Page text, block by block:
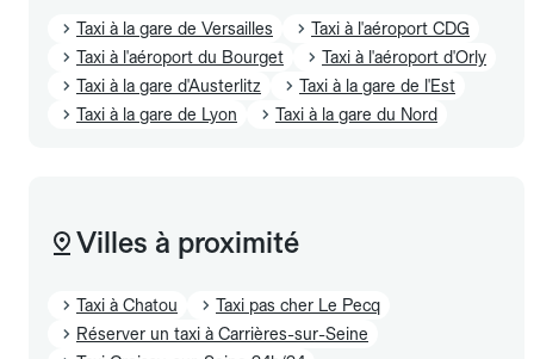
Taxi à la gare de Versailles
Taxi à l'aéroport CDG
Taxi à l'aéroport du Bourget
Taxi à l'aéroport d'Orly
Taxi à la gare d'Austerlitz
Taxi à la gare de l'Est
Taxi à la gare de Lyon
Taxi à la gare du Nord
Villes à proximité
Taxi à Chatou
Taxi pas cher Le Pecq
Réserver un taxi à Carrières-sur-Seine